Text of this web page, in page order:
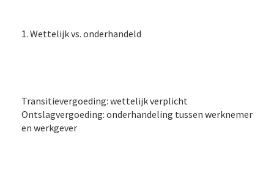
1. Wettelijk vs. onderhandeld
Transitievergoeding: wettelijk verplicht
Ontslagvergoeding: onderhandeling tussen werknemer
en werkgever